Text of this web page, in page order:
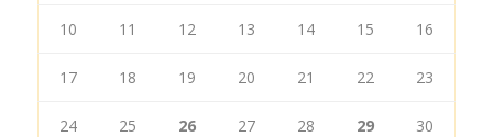
10 11 12 13 14 15 16
17 18 19 20 21 22 23
24 25 26 27 28 29 30